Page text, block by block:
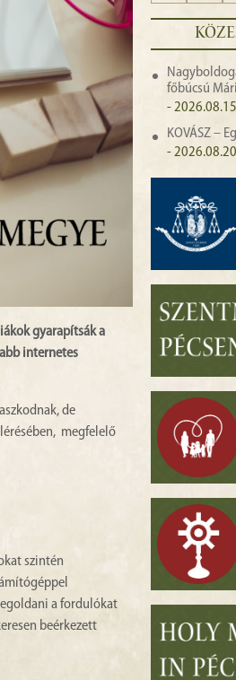
gyarapítsák a
internetes
de
megfelelő
szintén
a fordulókat
beérkezett
főbúcsú
-
KOVÁSZ –
-